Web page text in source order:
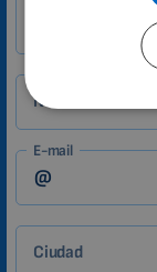
Nombre
E-mail
Ciudad